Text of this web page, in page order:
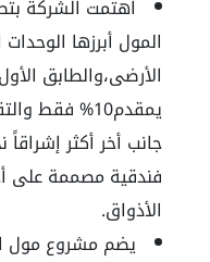
اهتمت الشركة
المول أبرزها
الأرضى،والطابق
جانب أخر أكثر
فندقية مصممة على
الأذواق.
يضم مشروع مول